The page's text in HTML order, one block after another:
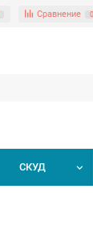
Сравнение 0
СКУД